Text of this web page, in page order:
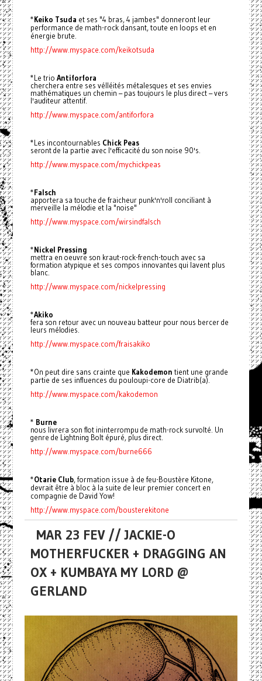
*Keiko Tsuda et ses "4 bras, 4 jambes" donneront leur
performance de math-rock dansant, toute en loops et en
énergie brute.
http://www.myspace.com/keikotsuda
*Le trio Antiforfora
cherchera entre ses vélléités métalesques et ses envies
mathématiques un chemin – pas toujours le plus direct – vers
l'auditeur attentif.
http://www.myspace.com/antiforfora
*Les incontournables Chick Peas
seront de la partie avec l'efficacité du son noise 90's.
http://www.myspace.com/mychickpeas
*Falsch
apportera sa touche de fraicheur punk'n'roll conciliant à
merveille la mélodie et la "noise"
http://www.myspace.com/wirsindfalsch
*Nickel Pressing
mettra en oeuvre son kraut-rock-french-touch avec sa
formation atypique et ses compos innovantes qui lavent plus
blanc.
http://www.myspace.com/nickelpressing
*Akiko
fera son retour avec un nouveau batteur pour nous bercer de
leurs mélodies.
http://www.myspace.com/fraisakiko
*On peut dire sans crainte que Kakodemon tient une grande
partie de ses influences du pouloupi-core de Diatrib(a).
http://www.myspace.com/kakodemon
* Burne
nous livrera son flot ininterrompu de math-rock survolté. Un
genre de Lightning Bolt épuré, plus direct.
http://www.myspace.com/burne666
*Otarie Club, formation issue à de feu-Boustère Kitone,
devrait être à bloc à la suite de leur premier concert en
compagnie de David Yow!
http://www.myspace.com/bousterekitone
MAR 23 FEV // JACKIE-O
MOTHERFUCKER + DRAGGING AN
OX + KUMBAYA MY LORD @
GERLAND